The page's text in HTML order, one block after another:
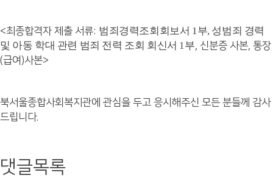
<최종합격자 제출 서류: 범죄경력조회회보서 1부, 성범죄 경력
및 아동 학대 관련 범죄 전력 조회 회신서 1부, 신분증 사본, 통장
(급여)사본>
북서울종합사회복지관에 관심을 두고 응시해주신 모든 분들께 감사
드립니다.
댓글목록